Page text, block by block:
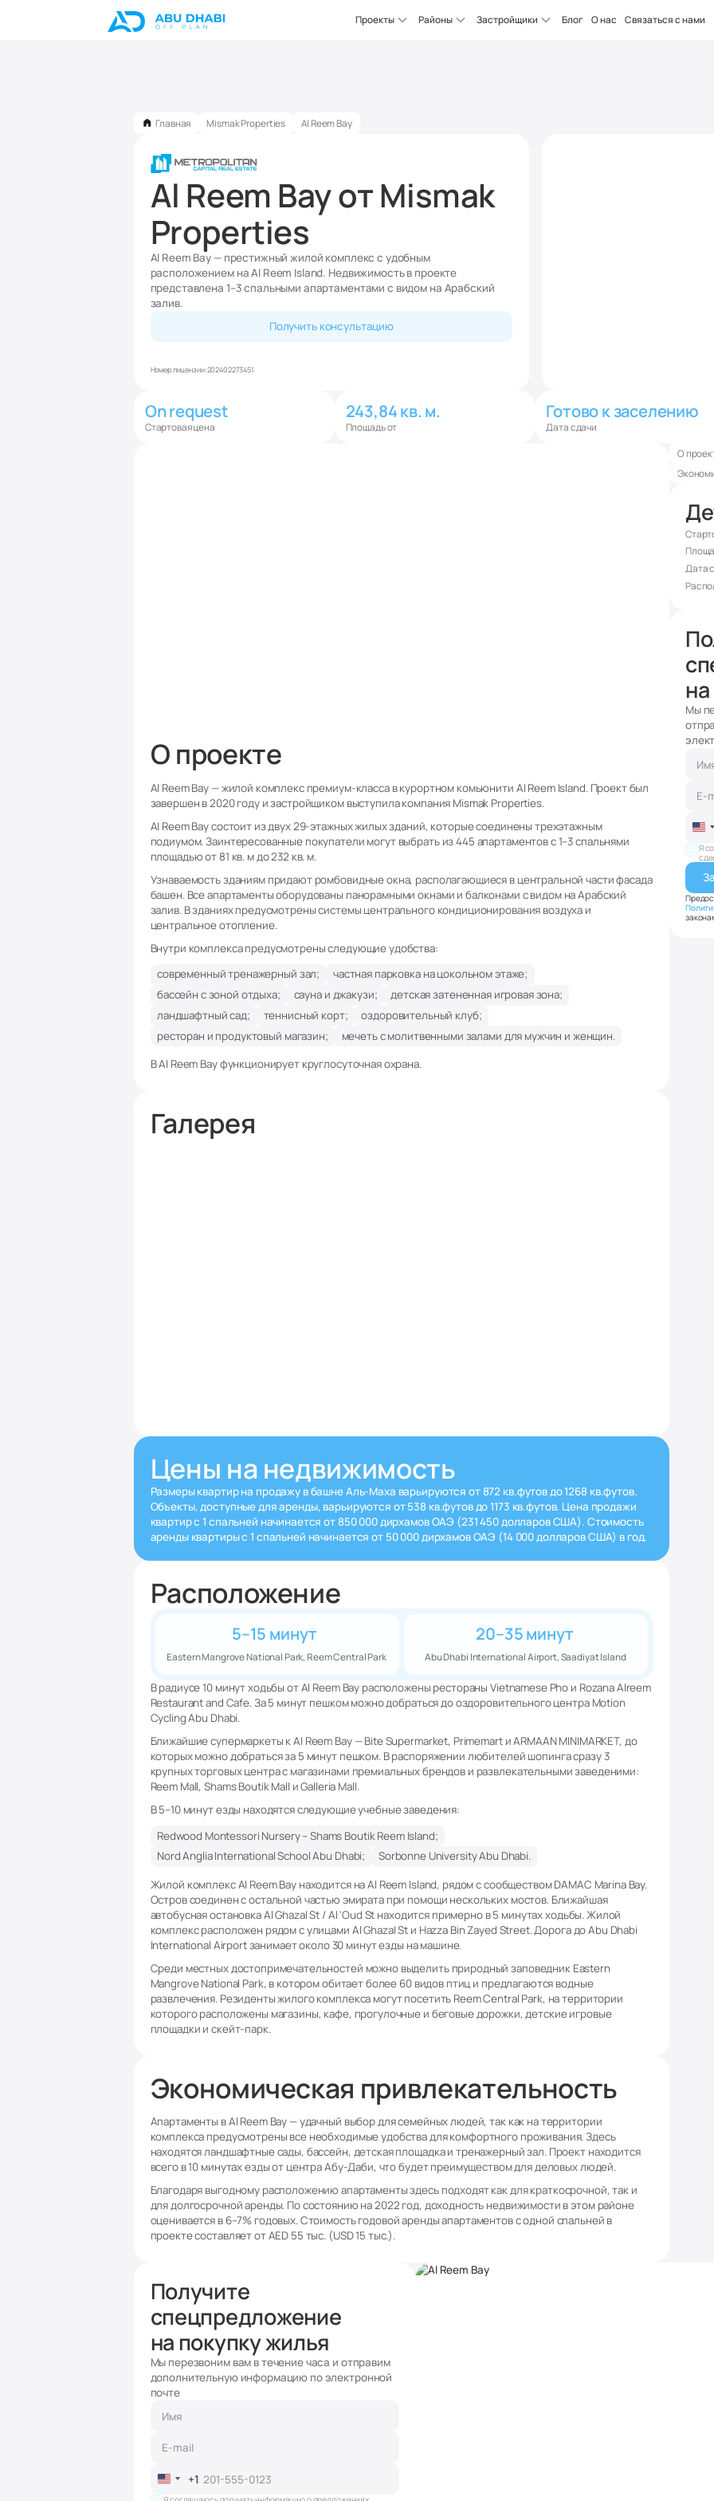
Проекты Районы Застройщики Блог О нас Связаться с нами
Главная Mismak Properties Al Reem Bay
Al Reem Bay от Mismak
Properties
Al Reem Bay — престижный жилой комплекс с удобным
расположением на Al Reem Island. Недвижимость в проекте
представлена 1–3 спальными апартаментами с видом на Арабский
залив.
Получить консультацию
Номер лицензии:202402273451
On request
Стартовая цена
243,84 кв. м.
Площадь от
Готово к заселению
Дата сдачи
О проекте
Al Reem Bay — жилой комплекс премиум-класса в курортном комьюнити Al Reem Island. Проект был
завершен в 2020 году и застройщиком выступила компания Mismak Properties.
Al Reem Bay состоит из двух 29-этажных жилых зданий, которые соединены трехэтажным
подиумом. Заинтересованные покупатели могут выбрать из 445 апартаментов с 1–3 спальнями
площадью от 81 кв. м до 232 кв. м.
Узнаваемость зданиям придают ромбовидные окна, располагающиеся в центральной части фасада
башен. Все апартаменты оборудованы панорамными окнами и балконами с видом на Арабский
залив. В зданиях предусмотрены системы центрального кондиционирования воздуха и
центральное отопление.
Внутри комплекса предусмотрены следующие удобства:
современный тренажерный зал;
частная парковка на цокольном этаже;
бассейн с зоной отдыха;
сауна и джакузи;
детская затененная игровая зона;
ландшафтный сад;
теннисный корт;
оздоровительный клуб;
ресторан и продуктовый магазин;
мечеть с молитвенными залами для мужчин и женщин.
В Al Reem Bay функционирует круглосуточная охрана.
Галерея
Цены на недвижимость
Размеры квартир на продажу в башне Аль-Маха варьируются от 872 кв.футов до 1268 кв.футов.
Объекты, доступные для аренды, варьируются от 538 кв.футов до 1173 кв.футов. Цена продажи
квартир с 1 спальней начинается от 850 000 дирхамов ОАЭ (231 450 долларов США). Стоимость
аренды квартиры с 1 спальней начинается от 50 000 дирхамов ОАЭ (14 000 долларов США) в год.
Расположение
5–15 минут
Eastern Mangrove National Park, Reem Central Park
20–35 минут
Abu Dhabi International Airport, Saadiyat Island
В радиусе 10 минут ходьбы от Al Reem Bay расположены рестораны Vietnamese Pho и Rozana Alreem
Restaurant and Cafe. За 5 минут пешком можно добраться до оздоровительного центра Motion
Cycling Abu Dhabi.
Ближайшие супермаркеты к Al Reem Bay — Bite Supermarket, Primemart и ARMAAN MINIMARKET, до
которых можно добраться за 5 минут пешком. В распоряжении любителей шопинга сразу 3
крупных торговых центра с магазинами премиальных брендов и развлекательными заведеними:
Reem Mall, Shams Boutik Mall и Galleria Mall.
В 5–10 минут езды находятся следующие учебные заведения:
Redwood Montessori Nursery – Shams Boutik Reem Island;
Nord Anglia International School Abu Dhabi;
Sorbonne University Abu Dhabi.
Жилой комплекс Al Reem Bay находится на Al Reem Island, рядом с сообществом DAMAC Marina Bay.
Остров соединен с остальной частью эмирата при помощи нескольких мостов. Ближайшая
автобусная остановка Al Ghazal St / Al 'Oud St находится примерно в 5 минутах ходьбы. Жилой
комплекс расположен рядом с улицами Al Ghazal St и Hazza Bin Zayed Street. Дорога до Abu Dhabi
International Airport занимает около 30 минут езды на машине.
Среди местных достопримечательностей можно выделить природный заповедник Eastern
Mangrove National Park, в котором обитает более 60 видов птиц и предлагаются водные
развлечения. Резиденты жилого комплекса могут посетить Reem Central Park, на территории
которого расположены магазины, кафе, прогулочные и беговые дорожки, детские игровые
площадки и скейт-парк.
Экономическая привлекательность
Апартаменты в Al Reem Bay — удачный выбор для семейных людей, так как на территории
комплекса предусмотрены все необходимые удобства для комфортного проживания. Здесь
находятся ландшафтные сады, бассейн, детская площадка и тренажерный зал. Проект находится
всего в 10 минутах езды от центра Абу-Даби, что будет преимуществом для деловых людей.
Благодаря выгодному расположению апартаменты здесь подходят как для краткосрочной, так и
для долгосрочной аренды. По состоянию на 2022 год, доходность недвижимости в этом районе
оценивается в 6–7% годовых. Стоимость годовой аренды апартаментов с одной спальней в
проекте составляет от AED 55 тыс. (USD 15 тыс.).
О
Дата
Мы
+1
Я
Получите
спецпредложение
на покупку жилья
Мы перезвоним вам в течение часа и отправим
дополнительную информацию по электронной
почте
United
States
+1